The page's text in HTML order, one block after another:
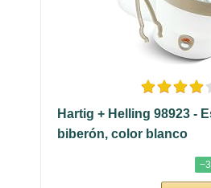
Hartig + Helling 98923 -
biberón, color blanco